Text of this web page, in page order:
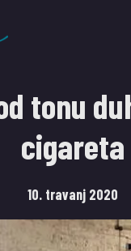
tonu
cigareta
10. travanj 2020